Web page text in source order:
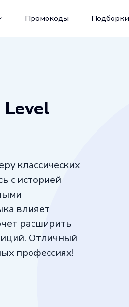
Промокоды Подборки
классических
с историей
влияет
расширить
Отличный
профессиях!